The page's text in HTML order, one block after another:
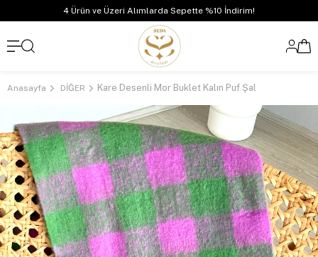
4 Ürün ve Üzeri Alımlarda Sepette %10 İndirim!
Anasayfa DİĞER Kare Desenli Mor Buklet Kalın Puf Şal